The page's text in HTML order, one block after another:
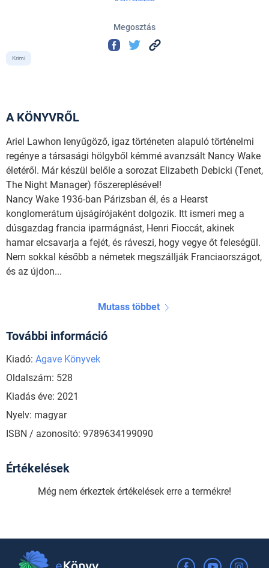
Megosztás
Krimi
A KÖNYVRŐL
Ariel Lawhon lenyűgöző, igaz történeten alapuló történelmi
regénye a társasági hölgyből kémmé avanzsált Nancy Wake
életéről. Már készül belőle a sorozat Elizabeth Debicki (Tenet,
The Night Manager) főszereplésével!
Nancy Wake 1936-ban Párizsban él, és a Hearst
konglomerátum újságírójaként dolgozik. Itt ismeri meg a
dúsgazdag francia iparmágnást, Henri Fioccát, akinek
hamar elcsavarja a fejét, és ráveszi, hogy vegye őt feleségül.
Nem sokkal később a németek megszállják Franciaországot,
és az újdon...
Mutass többet
További információ
Kiadó: Agave Könyvek
Oldalszám: 528
Kiadás éve: 2021
Nyelv: magyar
ISBN / azonosító: 9789634199090
Értékelések
Még nem érkeztek értékelések erre a termékre!